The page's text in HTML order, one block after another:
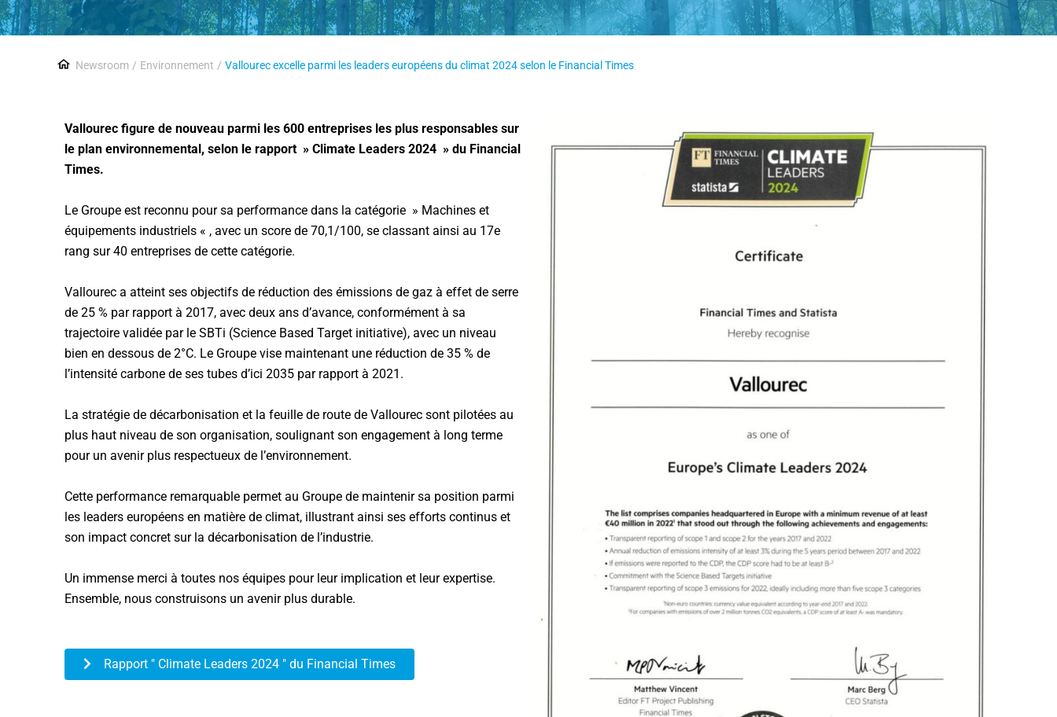
Newsroom Environnement Vallourec excelle parmi les leaders européens du climat 2024 selon le Financial Times
Vallourec figure de nouveau parmi les 600 entreprises les plus responsables sur
le plan environnemental, selon le rapport » Climate Leaders 2024 » du Financial
Times.
Le Groupe est reconnu pour sa performance dans la catégorie » Machines et
équipements industriels « , avec un score de 70,1/100, se classant ainsi au 17e
rang sur 40 entreprises de cette catégorie.
Vallourec a atteint ses objectifs de réduction des émissions de gaz à effet de serre
de 25 % par rapport à 2017, avec deux ans d’avance, conformément à sa
trajectoire validée par le SBTi (Science Based Target initiative), avec un niveau
bien en dessous de 2°C. Le Groupe vise maintenant une réduction de 35 % de
l’intensité carbone de ses tubes d’ici 2035 par rapport à 2021.
La stratégie de décarbonisation et la feuille de route de Vallourec sont pilotées au
plus haut niveau de son organisation, soulignant son engagement à long terme
pour un avenir plus respectueux de l’environnement.
Cette performance remarquable permet au Groupe de maintenir sa position parmi
les leaders européens en matière de climat, illustrant ainsi ses efforts continus et
son impact concret sur la décarbonisation de l’industrie.
Un immense merci à toutes nos équipes pour leur implication et leur expertise.
Ensemble, nous construisons un avenir plus durable.
Rapport " Climate Leaders 2024 " du Financial Times